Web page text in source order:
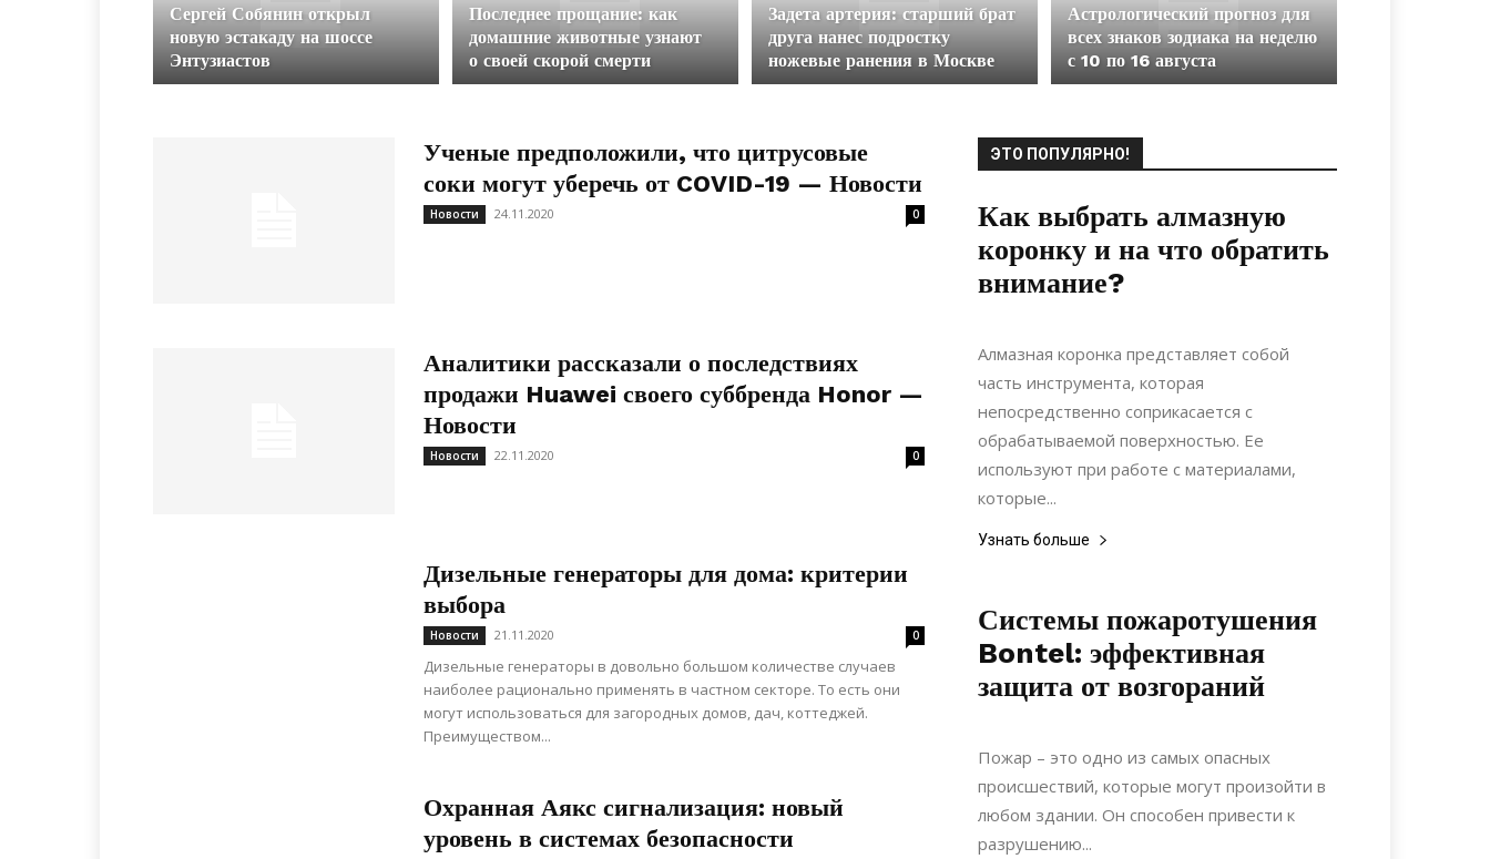
Сергей Собянин открыл
новую эстакаду на шоссе
Энтузиастов
Последнее прощание: как
домашние животные узнают
о своей скорой смерти
Задета артерия: старший брат
друга нанес подростку
ножевые ранения в Москве
Астрологический прогноз для
всех знаков зодиака на неделю
с 10 по 16 августа
Ученые предположили, что цитрусовые
соки могут уберечь от COVID-19 — Новости
Новости 24.11.2020 0
Аналитики рассказали о последствиях
продажи Huawei своего суббренда Honor —
Новости
Новости 22.11.2020 0
Дизельные генераторы для дома: критерии
выбора
Новости 21.11.2020 0
Дизельные генераторы в довольно большом количестве случаев
наиболее рационально применять в частном секторе. То есть они
могут использоваться для загородных домов, дач, коттеджей.
Преимуществом...
Охранная Аякс сигнализация: новый
уровень в системах безопасности
ЭТО ПОПУЛЯРНО!
Как выбрать алмазную
коронку и на что обратить
внимание?
23.11.2020
Алмазная коронка представляет собой
часть инструмента, которая
непосредственно соприкасается с
обрабатываемой поверхностью. Ее
используют при работе с материалами,
которые...
Узнать больше
Системы пожаротушения
Bontel: эффективная
защита от возгораний
29.07.2022
Пожар – это одно из самых опасных
происшествий, которые могут произойти в
любом здании. Он способен привести к
разрушению...